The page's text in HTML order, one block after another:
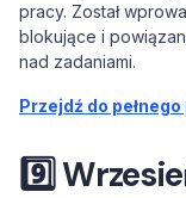
pracy. Został
blokujące i
nad zadaniami.
Przejdź do
9️⃣